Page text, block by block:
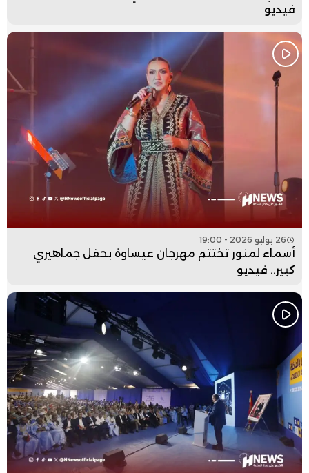
فيديو
26 يوليو 2026 - 19:00
أسماء لمنور تختتم مهرجان عيساوة بحفل جماهيري
كبير.. فيديو